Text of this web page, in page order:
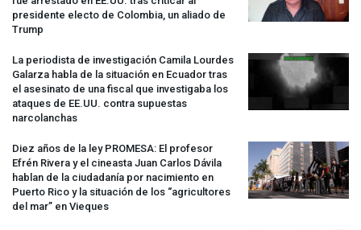
presidente electo de Colombia, un aliado de
Trump
La periodista de investigación Camila Lourdes
Galarza habla de la situación en Ecuador tras
el asesinato de una fiscal que investigaba los
ataques de EE.UU. contra supuestas
narcolanchas
Diez años de la ley PROMESA: El profesor
Efrén Rivera y el cineasta Juan Carlos Dávila
hablan de la ciudadanía por nacimiento en
Puerto Rico y la situación de los “agricultores
del mar” en Vieques